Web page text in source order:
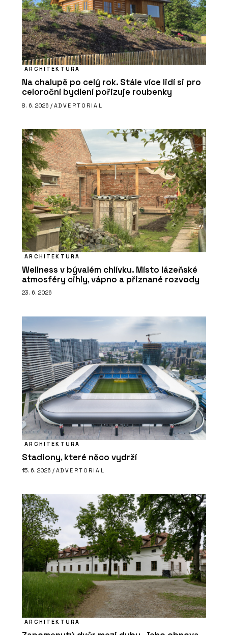
ARCHITEKTURA
Na chalupě po celý rok. Stále více lidí si pro
celoroční bydlení pořizuje roubenky
8. 6. 2026 / ADVERTORIAL
ARCHITEKTURA
Wellness v bývalém chlívku. Místo lázeňské
atmosféry cihly, vápno a přiznané rozvody
23. 6. 2026
ARCHITEKTURA
Stadiony, které něco vydrží
15. 6. 2026 / ADVERTORIAL
ARCHITEKTURA